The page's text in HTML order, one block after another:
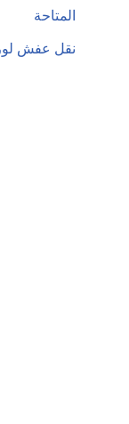
المتاحة
نقل عفش